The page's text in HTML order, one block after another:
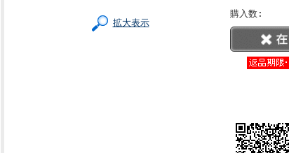
拡大表示
購入数: